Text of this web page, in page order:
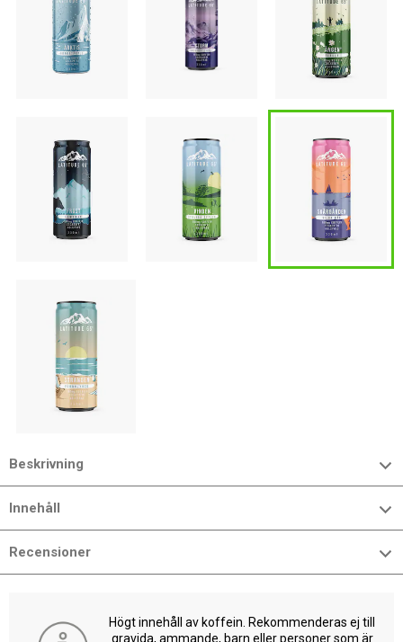
Beskrivning
Innehåll
Recensioner
Högt innehåll av koffein. Rekommenderas ej till
gravida, ammande, barn eller personer som är